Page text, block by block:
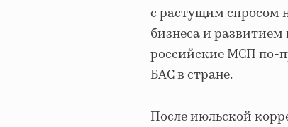
с растущим спросом
бизнеса и
российские МСП по-
БАС в стране.
После июльской